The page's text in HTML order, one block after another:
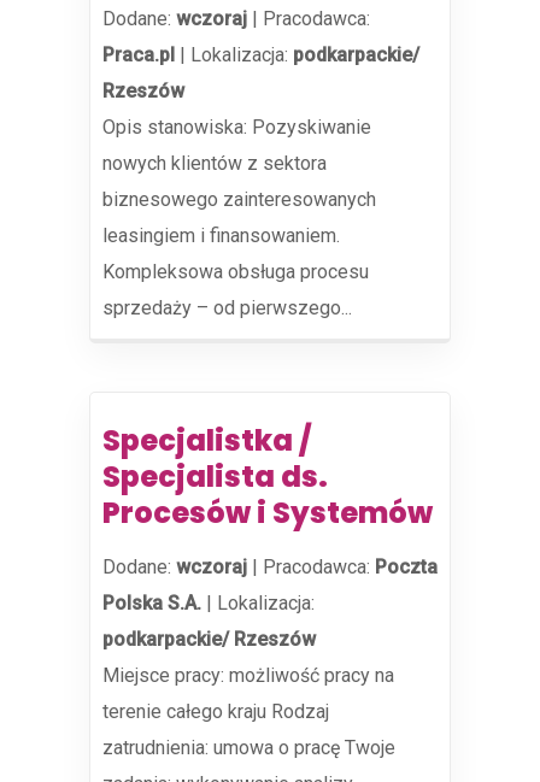
Dodane: wczoraj | Pracodawca:
Praca.pl | Lokalizacja: podkarpackie/
Rzeszów
Opis stanowiska: Pozyskiwanie
nowych klientów z sektora
biznesowego zainteresowanych
leasingiem i finansowaniem.
Kompleksowa obsługa procesu
sprzedaży – od pierwszego...
Specjalistka /
Specjalista ds.
Procesów i Systemów
Dodane: wczoraj | Pracodawca: Poczta
Polska S.A. | Lokalizacja:
podkarpackie/ Rzeszów
Miejsce pracy: możliwość pracy na
terenie całego kraju Rodzaj
zatrudnienia: umowa o pracę Twoje